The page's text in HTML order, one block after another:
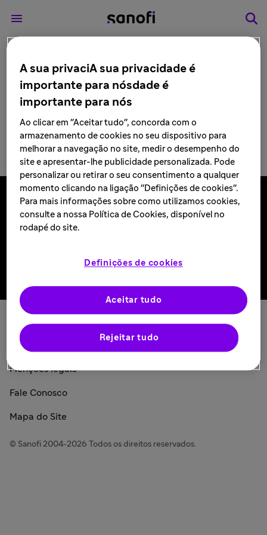
2020
Sanofi Today
Menções legais
Fale Conosco
Mapa do Site
© Sanofi 2004-2026 Todos os direitos reservados.
A sua privaciA sua privacidade é
importante para nósdade é
importante para nós
Ao clicar em "Aceitar tudo", concorda com o
armazenamento de cookies no seu dispositivo para
melhorar a navegação no site, medir o desempenho do
site e apresentar-lhe publicidade personalizada. Pode
personalizar ou retirar o seu consentimento a qualquer
momento clicando na ligação "Definições de cookies".
Para mais informações sobre como utilizamos cookies,
consulte a nossa Política de Cookies, disponível no
rodapé do site.
Definições de cookies
Rejeitar tudo
Aceitar tudo